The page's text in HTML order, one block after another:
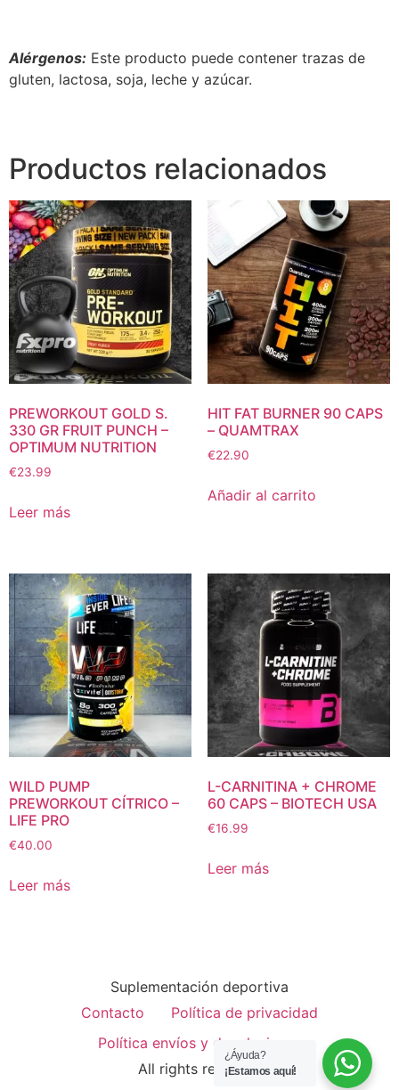
Alérgenos: Este producto puede contener trazas de
gluten, lactosa, soja, leche y azúcar.
Productos relacionados
PREWORKOUT GOLD S.
330 GR FRUIT PUNCH –
OPTIMUM NUTRITION
€23.99
Leer más
HIT FAT BURNER 90 CAPS
– QUAMTRAX
€22.90
Añadir al carrito
WILD PUMP
PREWORKOUT CÍTRICO –
LIFE PRO
€40.00
Leer más
L-CARNITINA + CHROME
60 CAPS – BIOTECH USA
€16.99
Leer más
Suplementación deportiva
Contacto
Política de privacidad
Política envíos y devoluciones
All rights reserved
¿Áyuda?
¡Estamos aquí!